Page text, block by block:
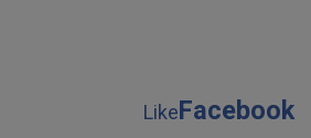
LikeFacebook